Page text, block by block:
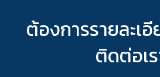
ต้องการรายละเ
ติดต่อเ